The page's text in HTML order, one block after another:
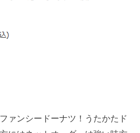
ァンシードーナツ！うたかたド